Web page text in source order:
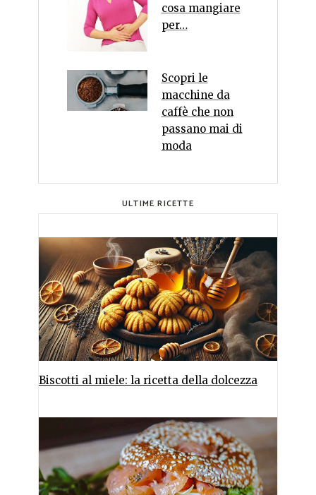
cosa mangiare
per…
Scopri le
macchine da
caffè che non
passano mai di
moda
ULTIME RICETTE
Biscotti al miele: la ricetta della dolcezza